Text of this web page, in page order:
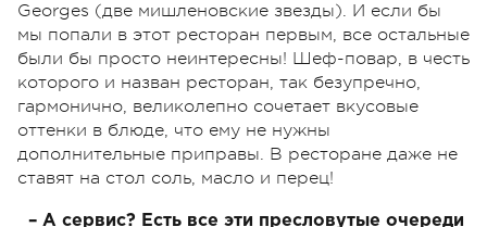
Georges (две мишленовские звезды). И если бы
мы попали в этот ресторан первым, все остальные
были бы просто неинтересны! Шеф-повар, в честь
которого и назван ресторан, так безупречно,
гармонично, великолепно сочетает вкусовые
оттенки в блюде, что ему не нужны
дополнительные приправы. В ресторане даже не
ставят на стол соль, масло и перец!
– А сервис? Есть все эти пресловутые очереди